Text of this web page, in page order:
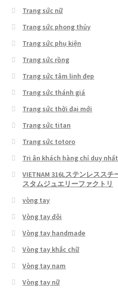
Trang sức nữ
Trang sức phong thủy
Trang sức phụ kiện
Trang sức rồng
Trang sức tâm linh đẹp
Trang sức thánh giá
Trang sức thời đại mới
Trang sức titan
Trang sức totoro
Tri ân khách hàng chỉ duy
VIETNAM 316Lステンレスス
スタムジュエリーファクトリ
vòng tay
Vòng tay đôi
Vòng tay handmade
Vòng tay khắc chữ
Vòng tay nam
Vòng tay nữ